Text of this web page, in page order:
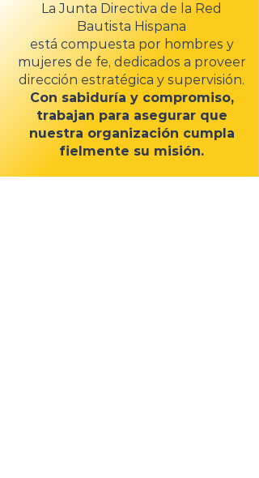
La Junta Directiva de la Red
Bautista Hispana
está compuesta por hombres y
mujeres de fe, dedicados a proveer
dirección estratégica y supervisión.
Con sabiduría y compromiso,
trabajan para asegurar que
nuestra organización cumpla
fielmente su misión.